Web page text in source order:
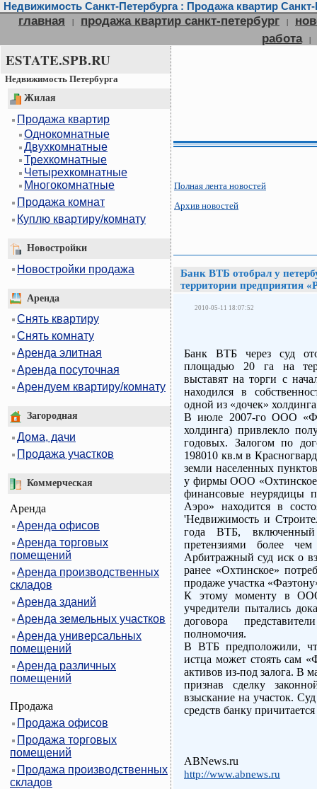
Недвижимость Санкт-Петербурга : Продажа квартир
главная | продажа квартир санкт-петербург |
работа
|
ESTATE.SPB.RU
Недвижимость Петербурга
Жилая
Продажа квартир
Однокомнатные
Двухкомнатные
Трехкомнатные
Четырехкомнатные
Многокомнатные
Продажа комнат
Куплю квартиру/комнату
Новостройки
Новостройки продажа
Аренда
Снять квартиру
Снять комнату
Аренда элитная
Аренда посуточная
Арендуем квартиру/комнату
Загородная
Дома, дачи
Продажа участков
Коммерческая
Аренда
Аренда офисов
Аренда торговых
помещений
Аренда производственных
складов
Аренда зданий
Аренда земельных участков
Аренда универсальных
помещений
Аренда различных
помещений
Продажа
Продажа офисов
Продажа торговых
помещений
Продажа производственных
складов
Полная лента новостей
Архив новостей
Банк ВТБ отобрал у
территории предприятия
2010-05-11 18:07:52
Банк ВТБ через суд
площадью 20 га на
выставят на торги с
находился в
одной из «дочек»
В июле 2007-го ООО
холдинга) привлекло
годовых. Залогом по
198010 кв.м в
земли населенных
у фирмы ООО
финансовые неурядицы
Аэро» находится в
'Недвижимость и
года ВТБ,
претензиями более
Арбитражный суд иск о
ранее «Охтинское»
продаже участка
К этому моменту в ООО
учредители пытались
договора
полномочия.
В ВТБ предположили,
истца может стоять сам
активов из-под залога. В
признав сделку
взыскание на участок.
средств банку
ABNews.ru
http://www.abnews.ru